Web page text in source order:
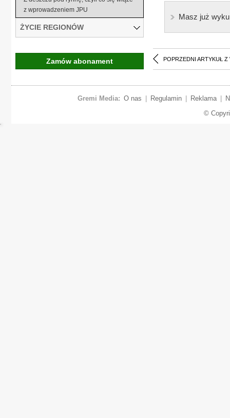
Masz już
POPRZEDNI ARTYKUŁ Z
z wprowadzeniem JPU
ŻYCIE REGIONÓW
Zamów abonament
Gremi Media: O nas Regulamin Reklama
©